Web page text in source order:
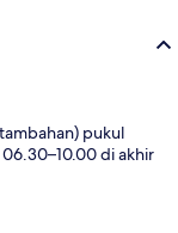
pukul
di akhir